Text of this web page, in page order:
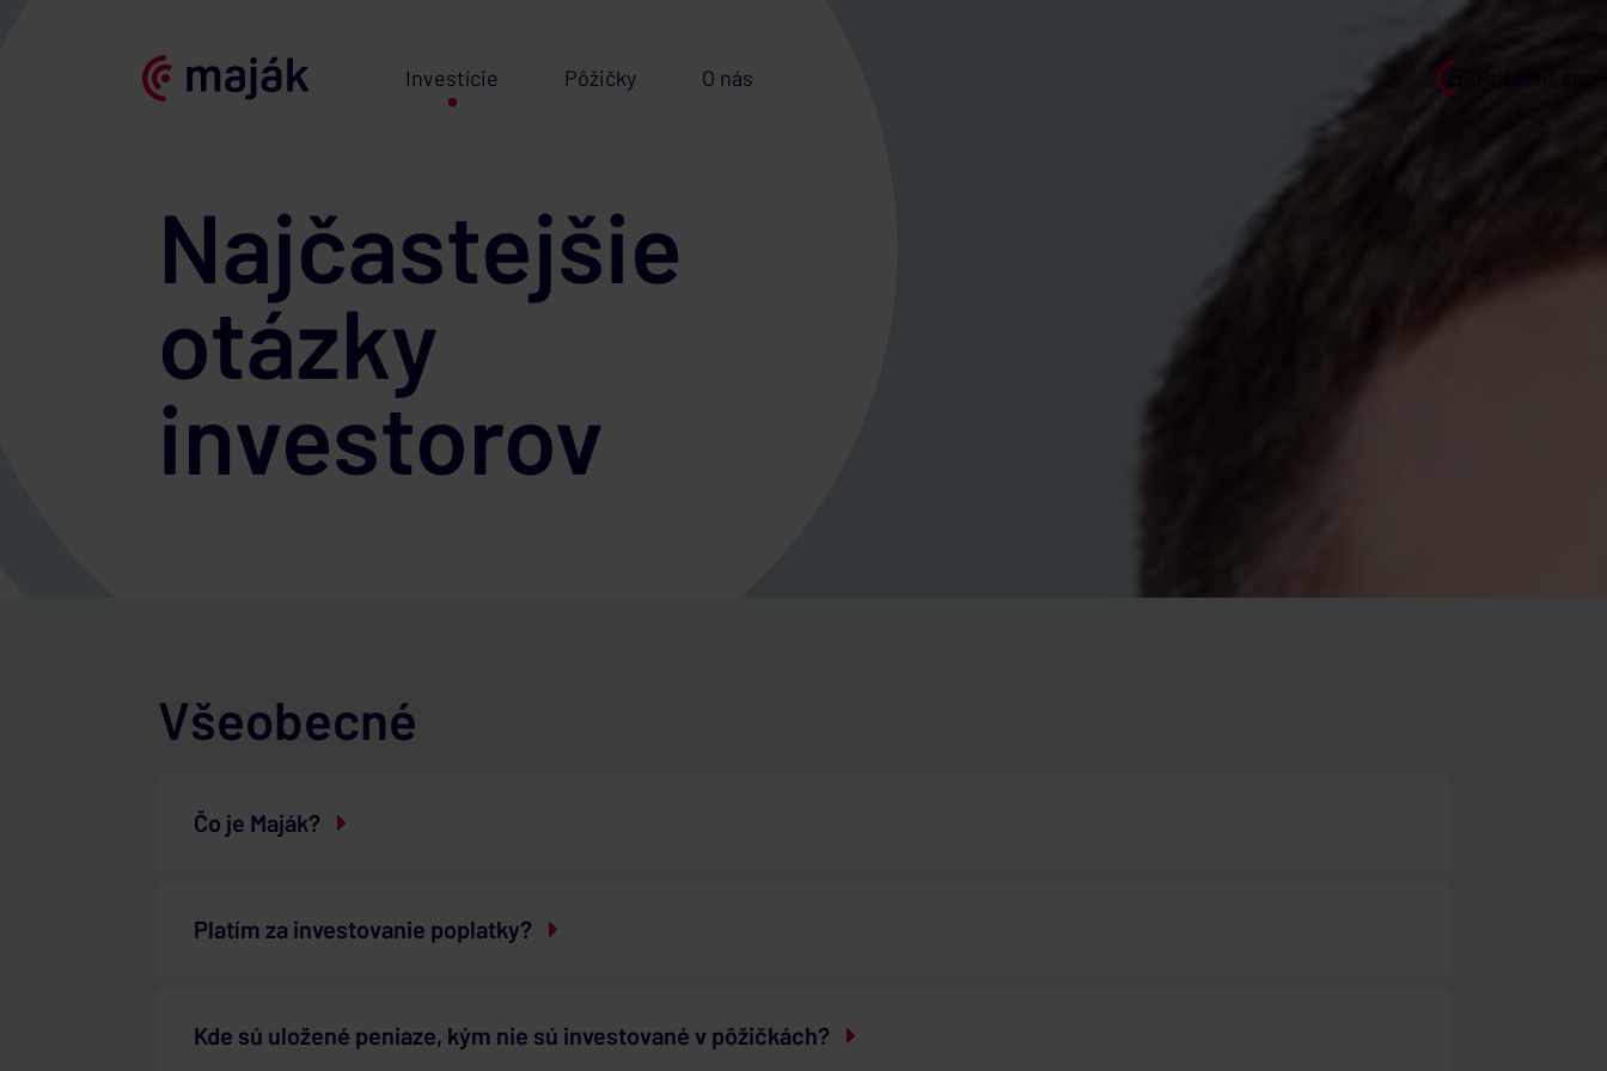
Investície Pôžičky O nás
Najčastejšie
otázky
investorov
Všeobecné
Čo je Maják?
Platím za investovanie poplatky?
Kde sú uložené peniaze, kým nie sú investované v pôžičkách?